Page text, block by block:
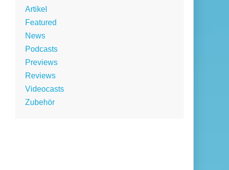
Artikel
Featured
News
Podcasts
Previews
Reviews
Videocasts
Zubehör